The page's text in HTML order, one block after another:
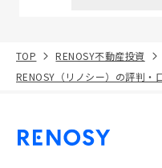
TOP RENOSY不動産投資
RENOSY（リノシー）の評判・